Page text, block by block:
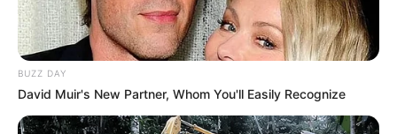
Salshabilla Adriani Cut Syifa
BUZZ DAY
David Muir's New Partner, Whom You'll Easily Recognize